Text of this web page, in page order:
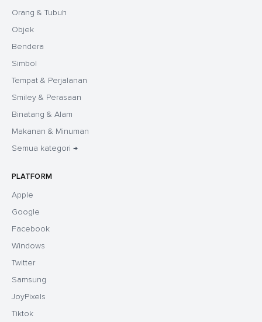
Orang & Tubuh
Objek
Bendera
Simbol
Tempat & Perjalanan
Smiley & Perasaan
Binatang & Alam
Makanan & Minuman
Semua kategori →
PLATFORM
Apple
Google
Facebook
Windows
Twitter
Samsung
JoyPixels
Tiktok